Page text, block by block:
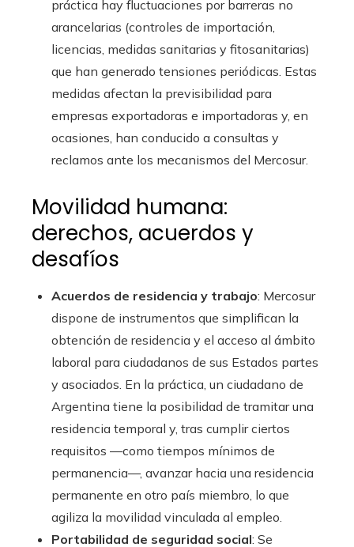
práctica hay fluctuaciones por barreras no
arancelarias (controles de importación,
licencias, medidas sanitarias y fitosanitarias)
que han generado tensiones periódicas. Estas
medidas afectan la previsibilidad para
empresas exportadoras e importadoras y, en
ocasiones, han conducido a consultas y
reclamos ante los mecanismos del Mercosur.
Movilidad humana:
derechos, acuerdos y
desafíos
Acuerdos de residencia y trabajo: Mercosur
dispone de instrumentos que simplifican la
obtención de residencia y el acceso al ámbito
laboral para ciudadanos de sus Estados partes
y asociados. En la práctica, un ciudadano de
Argentina tiene la posibilidad de tramitar una
residencia temporal y, tras cumplir ciertos
requisitos —como tiempos mínimos de
permanencia—, avanzar hacia una residencia
permanente en otro país miembro, lo que
agiliza la movilidad vinculada al empleo.
Portabilidad de seguridad social: Se